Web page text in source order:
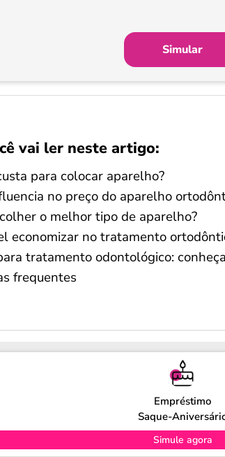
Simular
vai ler neste artigo:
para colocar aparelho?
no preço do aparelho
o melhor tipo de aparelho?
economizar no tratamento
tratamento odontológico:
frequentes
Empréstimo
Saque-
Simule agora